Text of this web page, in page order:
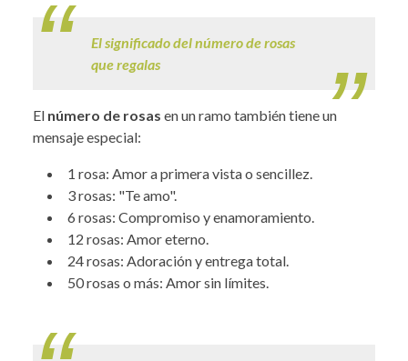
El significado del número de rosas
que regalas
El número de rosas en un ramo también tiene un
mensaje especial:
1 rosa: Amor a primera vista o sencillez.
3 rosas: "Te amo".
6 rosas: Compromiso y enamoramiento.
12 rosas: Amor eterno.
24 rosas: Adoración y entrega total.
50 rosas o más: Amor sin límites.